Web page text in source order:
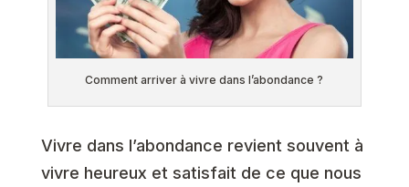
Comment arriver à vivre dans l’abondance ?
Vivre dans l’abondance revient souvent à
vivre heureux et satisfait de ce que nous